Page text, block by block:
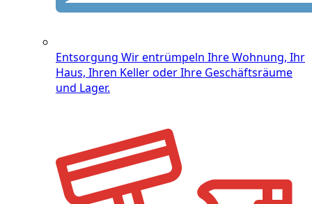
Entsorgung Wir entrümpeln Ihre Wohnung, Ihr
Haus, Ihren Keller oder Ihre Geschäftsräume
und Lager.